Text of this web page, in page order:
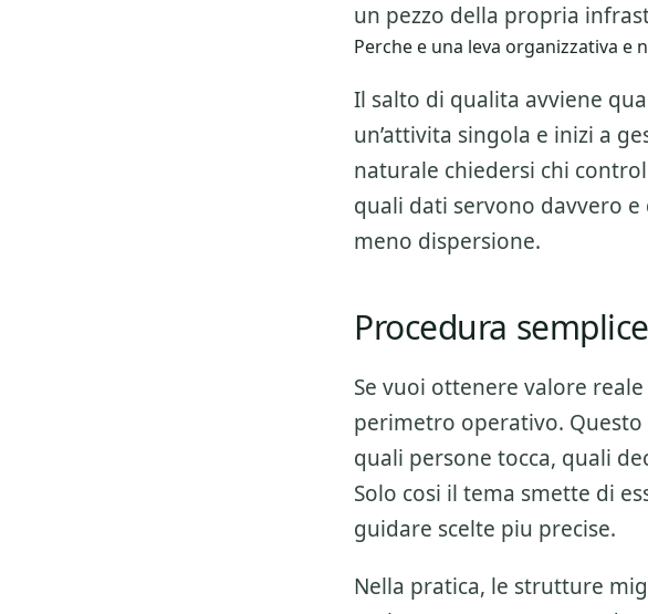
un pezzo della propria
Perche e una leva organizzativa e
Il salto di qualita avviene
un’attivita singola e inizi a
naturale chiedersi chi
quali dati servono davvero
meno dispersione.
Procedura
Se vuoi ottenere valore reale
perimetro operativo.
quali persone tocca, quali
Solo cosi il tema smette di
guidare scelte piu precise.
Nella pratica, le strutture